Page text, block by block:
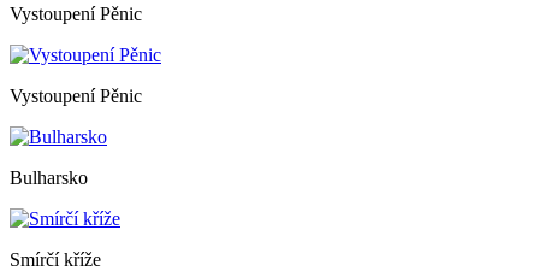
Vystoupení Pěnic
Vystoupení Pěnic
Bulharsko
Smírčí kříže